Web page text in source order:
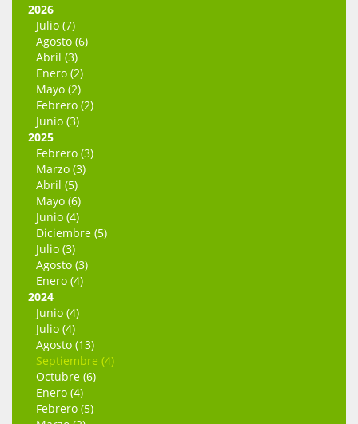
2026
Julio (7)
Agosto (6)
Abril (3)
Enero (2)
Mayo (2)
Febrero (2)
Junio (3)
2025
Febrero (3)
Marzo (3)
Abril (5)
Mayo (6)
Junio (4)
Diciembre (5)
Julio (3)
Agosto (3)
Enero (4)
2024
Junio (4)
Julio (4)
Agosto (13)
Septiembre (4)
Octubre (6)
Enero (4)
Febrero (5)